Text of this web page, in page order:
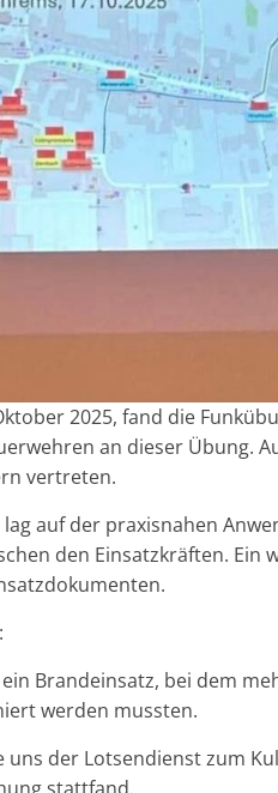
2025, fand die
an dieser Übung.
vertreten.
auf der praxisnahen
den Einsatzkräften.
Brandeinsatz, bei dem
werden mussten.
uns der Lotsendienst zum